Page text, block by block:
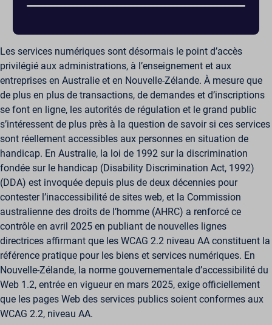
Les services numériques sont désormais le point d’accès
privilégié aux administrations, à l’enseignement et aux
entreprises en Australie et en Nouvelle-Zélande. À mesure que
de plus en plus de transactions, de demandes et d’inscriptions
se font en ligne, les autorités de régulation et le grand public
s’intéressent de plus près à la question de savoir si ces services
sont réellement accessibles aux personnes en situation de
handicap. En Australie, la loi de 1992 sur la discrimination
fondée sur le handicap (Disability Discrimination Act, 1992)
(DDA) est invoquée depuis plus de deux décennies pour
contester l’inaccessibilité de sites web, et la Commission
australienne des droits de l’homme (AHRC) a renforcé ce
contrôle en avril 2025 en publiant de nouvelles lignes
directrices affirmant que les WCAG 2.2 niveau AA constituent la
référence pratique pour les biens et services numériques. En
Nouvelle-Zélande, la norme gouvernementale d’accessibilité du
Web 1.2, entrée en vigueur en mars 2025, exige officiellement
que les pages Web des services publics soient conformes aux
WCAG 2.2, niveau AA.